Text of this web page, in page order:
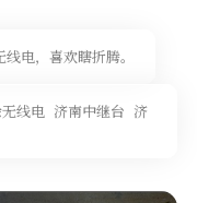
电，喜欢瞎折腾。
线电 济南中继台 济